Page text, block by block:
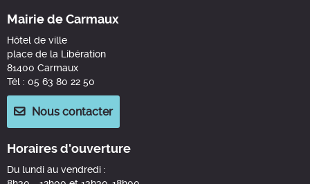
Mairie de Carmaux
Hôtel de ville
place de la Libération
81400 Carmaux
Tél : 05 63 80 22 50
Nous contacter
Horaires d'ouverture
Du lundi au vendredi :